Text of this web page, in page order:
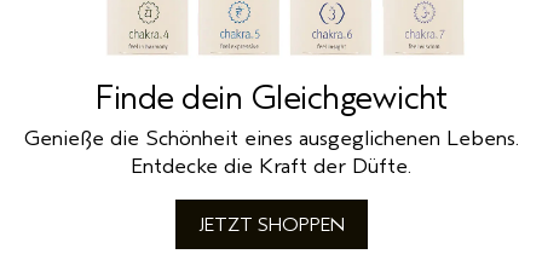
Finde dein Gleichgewicht
Genieße die Schönheit eines ausgeglichenen Lebens.
Entdecke die Kraft der Düfte.
JETZT SHOPPEN